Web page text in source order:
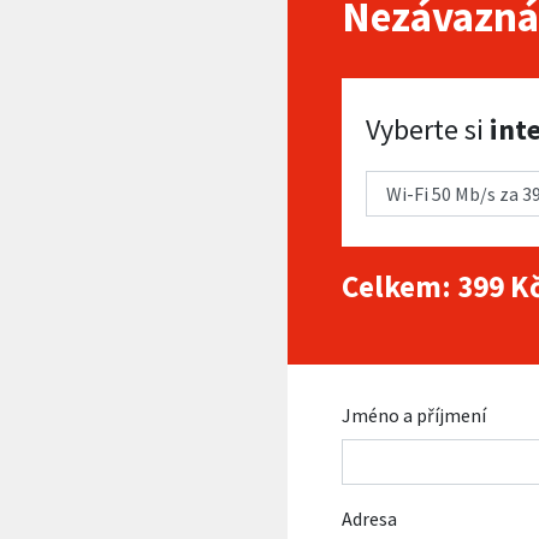
Vyberte si internet
Vyberte si
Celkem: 399
Jméno a příjmení
Adresa